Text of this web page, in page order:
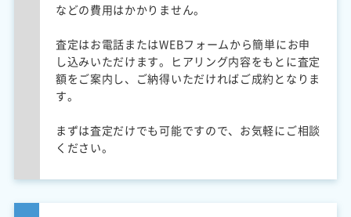
などの費用はかかりません。
査定はお電話またはWEBフォームから簡単にお申
し込みいただけます。ヒアリング内容をもとに査定
額をご案内し、ご納得いただければご成約となりま
す。
まずは査定だけでも可能ですので、お気軽にご相談
ください。